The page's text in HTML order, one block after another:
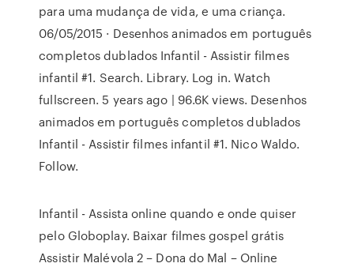
para uma mudança de vida, e uma criança.
06/05/2015 · Desenhos animados em português
completos dublados Infantil - Assistir filmes
infantil #1. Search. Library. Log in. Watch
fullscreen. 5 years ago | 96.6K views. Desenhos
animados em português completos dublados
Infantil - Assistir filmes infantil #1. Nico Waldo.
Follow.
Infantil - Assista online quando e onde quiser
pelo Globoplay. Baixar filmes gospel grátis
Assistir Malévola 2 – Dona do Mal – Online